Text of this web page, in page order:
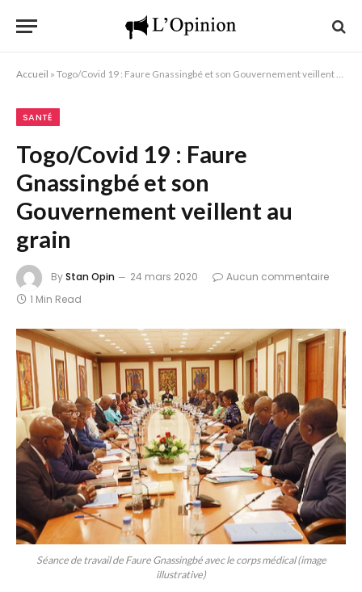
Accueil » Togo/Covid 19 : Faure Gnassingbé et son Gouvernement veillent au grain
SANTÉ
Togo/Covid 19 : Faure
Gnassingbé et son
Gouvernement veillent au
grain
ByStan Opin 24 mars 2020
Aucun commentaire
1 Min Read
Séance de travail de Faure Gnassingbé avec le corps médical (image
illustrative)